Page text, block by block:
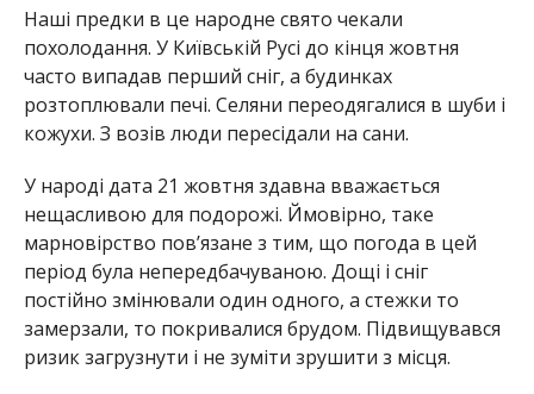
Наші предки в це народне свято чекали
похолодання. У Київській Русі до кінця жовтня
часто випадав перший сніг, а будинках
розтоплювали печі. Селяни переодягалися в шуби і
кожухи. З возів люди пересідали на сани.
У народі дата 21 жовтня здавна вважається
нещасливою для подорожі. Ймовірно, таке
марновірство пов’язане з тим, що погода в цей
період була непередбачуваною. Дощі і сніг
постійно змінювали один одного, а стежки то
замерзали, то покривалися брудом. Підвищувався
ризик загрузнути і не зуміти зрушити з місця.